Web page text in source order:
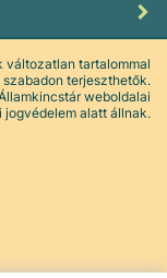
változatlan tartalommal
szabadon terjeszthetők.
weboldalai
jogvédelem alatt állnak.